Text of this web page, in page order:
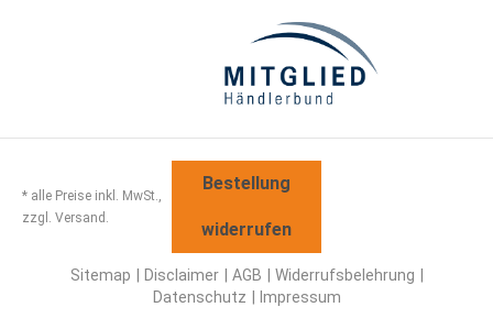
* alle Preise inkl. MwSt.,
zzgl. Versand.
Bestellung
widerrufen
Sitemap Disclaimer AGB
Widerrufsbelehrung
Datenschutz
Impressum